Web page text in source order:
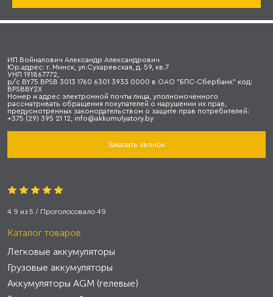
ИП Войналович Александр Александрович
Юр.адрес: г. Минск, ул.Сухаревская, д. 59, кв.7
УНП 191867772,
р/с BY75 BPSB 3013 1760 6301 3933 0000 в ОАО "БПС-Сбербанк" код:
BPSBBY2X
Номер и адрес электронной почты лица, уполномоченного
рассматривать обращения покупателей о нарушении их прав,
предусмотренных законодательством о защите прав потребителей:
+375 (29) 395 21 12, info@akkumulyatory.by
Заказать звонок
4.9 из 5 / Проголосовало 49
Каталог товаров
Легковые аккумуляторы
Грузовые аккумуляторы
Аккумуляторы AGM (гелевые)